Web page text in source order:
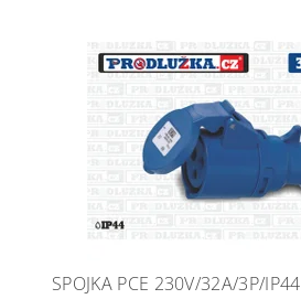
SPOJKA PCE 230V/32A/3P/IP44